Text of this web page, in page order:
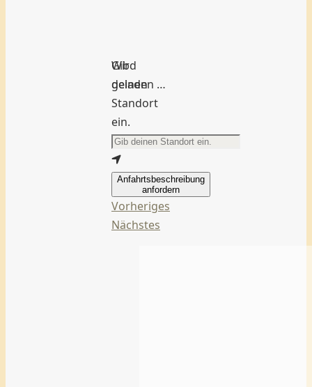
Wird
geladen …
Gib
deinen
Standort
ein.
Anfahrtsbeschreibung
anfordern
Vorheriges
Nächstes